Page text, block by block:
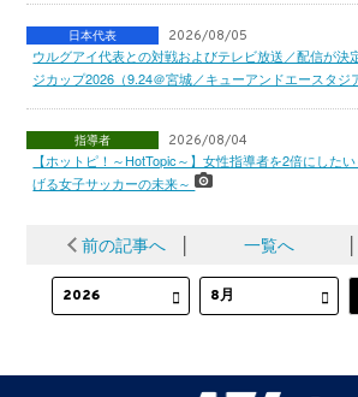
日本代表 2026/08/05
ウルグアイ代表との対戦およびテレビ放送／配信が
ジカップ2026（9.24＠宮城／キューアンドエースタ
指導者 2026/08/04
【ホットピ！～HotTopic～】女性指導者を2倍にした
げる女子サッカーの未来～
前の記事へ │ 一覧へ